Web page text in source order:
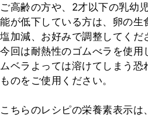
ご高齢の方や、2才以下の乳幼
能が低下している方は、卵の生
塩加減、お好みで調整してくだ
今回は耐熱性のゴムべラを使用
ムベラよっては溶けてしまう恐
ものをご使用ください。
こちらのレシピの栄養素表示